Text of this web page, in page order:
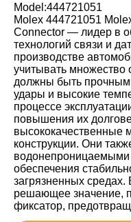
Model:444721051
Molex 444721051
Connector — лидер в
технологий связи и
производстве
учитывать множество
должны быть
удары и высокие
процессе
повышения их
высококачественные
конструкции. Они
обеспечения
загрязненных средах.
решающее значение,
фиксатор,